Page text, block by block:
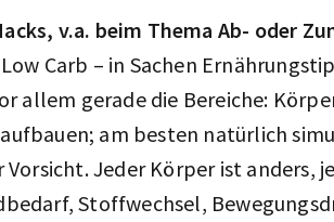
v.a. beim Thema Ab- oder
Carb – in Sachen
allem gerade die Bereiche:
am besten natürlich
Vorsicht. Jeder Körper ist anders,
Stoffwechsel,